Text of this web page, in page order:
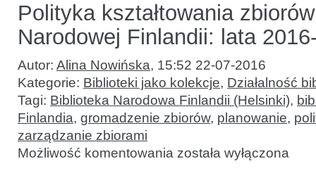
Polityka kształtowania
Narodowej Finlandii: lata
Autor: Alina Nowińska, 15:52 22-07-2016
Kategorie: Biblioteki jako kolekcje, Działalność
Tagi: Biblioteka Narodowa Finlandii (Helsinki),
Finlandia, gromadzenie zbiorów, planowanie,
zarządzanie zbiorami
Możliwość komentowania Polityka
kształtowania
została wyłączona